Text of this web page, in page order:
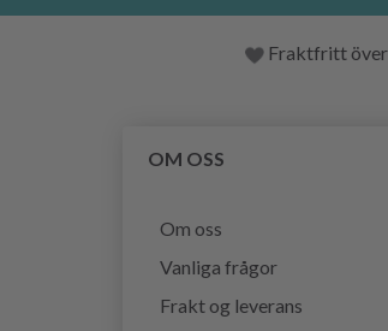
Fraktfritt över
OM OSS
Om oss
Vanliga frågor
Frakt og leverans